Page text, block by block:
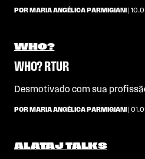
POR MARIA ANGÉLICA PARMIGIANI |
WHO?
WHO? RTUR
Desmotivado com sua
POR MARIA ANGÉLICA PARMIGIANI |
ALATAJ TALKS